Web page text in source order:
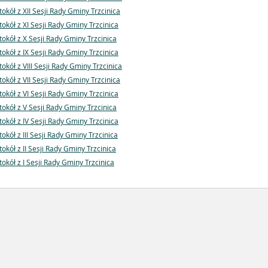
z XII Sesji Rady Gminy Trzcinica
z XI Sesji Rady Gminy Trzcinica
z X Sesji Rady Gminy Trzcinica
z IX Sesji Rady Gminy Trzcinica
z VIII Sesji Rady Gminy Trzcinica
z VII Sesji Rady Gminy Trzcinica
z VI Sesji Rady Gminy Trzcinica
z V Sesji Rady Gminy Trzcinica
z IV Sesji Rady Gminy Trzcinica
z III Sesji Rady Gminy Trzcinica
z II Sesji Rady Gminy Trzcinica
z I Sesji Rady Gminy Trzcinica